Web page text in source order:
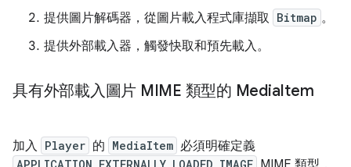
提供圖片解碼器，從圖片載入程式庫擷取 Bitmap 。
提供外部載入器，觸發快取和預先載入。
具有外部載入圖片 MIME 類型的 MediaItem
加入 Player 的 MediaItem 必須明確定義